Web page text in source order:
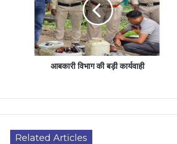
आबकारी विभाग की बड़ी कार्यवाही
Related Articles